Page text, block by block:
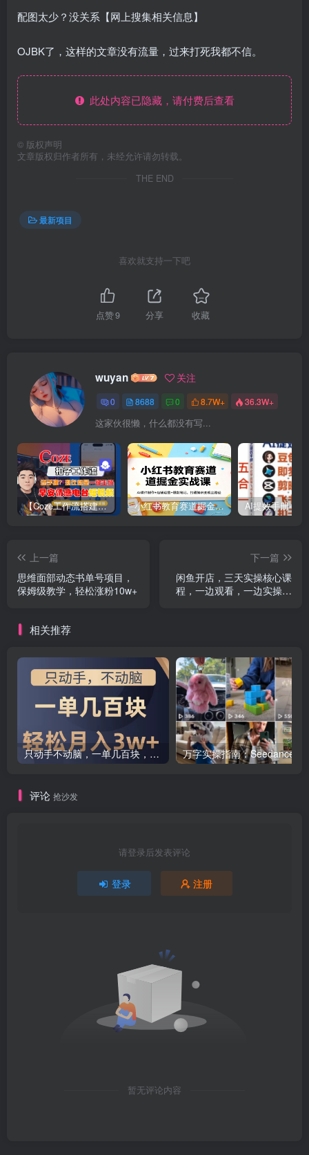
配图太少？没关系【网上搜集相关信息】
OJBK了，这样的文章没有流量，过来打死我都不信。
此处内容已隐藏，请付费后查看
© 版权声明
文章版权归作者所有，未经允许请勿转载。
THE END
最新项目
喜欢就支持一下吧
点赞9 分享 收藏
wuyan 关注
0 8688 0 8.7W+ 36.3W+
这家伙很懒，什么都没有写...
【Coze工作流搭建实操教程】【coze】早安情感电台日签视频还在手动做？用扣子工作流自动生成，省时90% 小红书教育赛道掘金实战课：AI课件制作+店铺运营+爆款笔记，打通知识变现全路径
上一篇
思维面部动态书单号项目，
保姆级教学，轻松涨粉10w+
下一篇
闲鱼开店，三天实操核心课
程，一边观看，一边实操，
相关推荐
只动手不动脑，一单几百块，轻松月入2w+，看完就能直接操作，详细教程
评论 抢沙发
请登录后发表评论
登录 注册
暂无评论内容